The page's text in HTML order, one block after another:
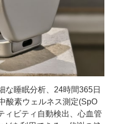
な睡眠分析、24時間365日
酸素ウェルネス測定(SpO
ィビティ自動検出、心血管